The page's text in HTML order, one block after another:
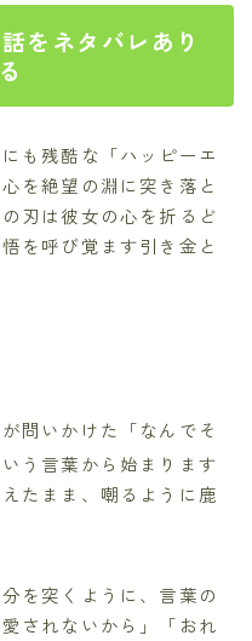
をネタバレあり
も残酷な「ハッピーエ
を絶望の淵に突き落と
刃は彼女の心を折るど
を呼び覚ます引き金と
問いかけた「なんでそ
う言葉から始まります
たまま、嘲るように鹿
を突くように、言葉の
されないから」「おれ